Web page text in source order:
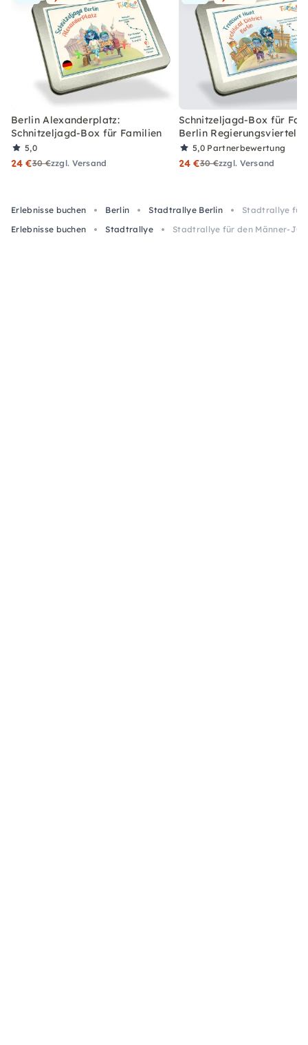
Berlin Alexanderplatz:
Schnitzeljagd-Box für Familien
5,0
24 €30 €zzgl. Versand
Schnitzeljagd-Box für
Berlin Regierungsviertel
5,0 Partnerbewertung
24 €30 €zzgl. Versand
Erlebnisse buchen Berlin Stadtrallye Berlin
Stadtrallye für
Erlebnisse buchen
Stadtrallye Stadtrallye für den Männer-